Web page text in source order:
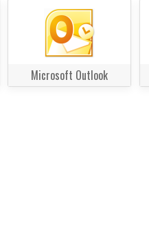
Microsoft Outlook